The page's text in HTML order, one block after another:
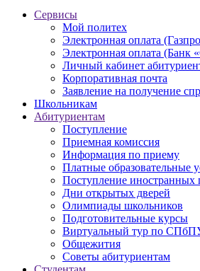
Сервисы
Мой политех
Электронная оплата
Электронная оплата (Банк
Личный кабинет
Корпоративная почта
Заявление на получение
Школьникам
Абитуриентам
Поступление
Приемная комиссия
Информация по приему
Платные образовательные
Поступление иностранных
Дни открытых дверей
Олимпиады школьников
Подготовительные курсы
Виртуальный тур по
Общежития
Советы абитуриентам